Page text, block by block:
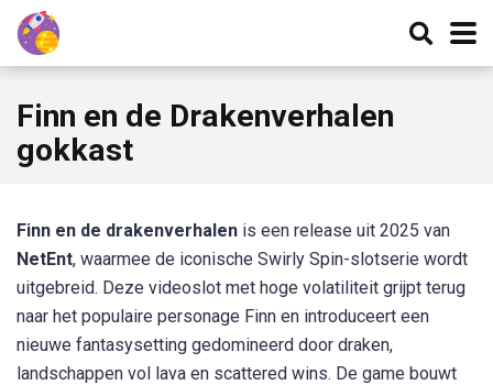
Finn en de Drakenverhalen
gokkast
Finn en de drakenverhalen is een release uit 2025 van
NetEnt, waarmee de iconische Swirly Spin-slotserie wordt
uitgebreid. Deze videoslot met hoge volatiliteit grijpt terug
naar het populaire personage Finn en introduceert een
nieuwe fantasysetting gedomineerd door draken,
landschappen vol lava en scattered wins. De game bouwt